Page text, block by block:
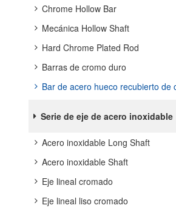
Chrome Hollow Bar
Mecánica Hollow Shaft
Hard Chrome Plated Rod
Barras de cromo duro
Bar de acero hueco recubierto de
Serie de eje de acero inoxidable
Acero inoxidable Long Shaft
Acero inoxidable Shaft
Eje lineal cromado
Eje lineal liso cromado